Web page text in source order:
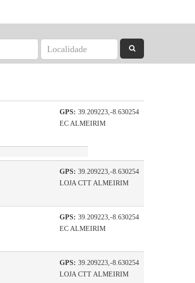
GPS: 39.209223,-8.630254
EC ALMEIRIM
GPS: 39.209223,-8.630254
LOJA CTT ALMEIRIM
GPS: 39.209223,-8.630254
EC ALMEIRIM
GPS: 39.209223,-8.630254
LOJA CTT ALMEIRIM